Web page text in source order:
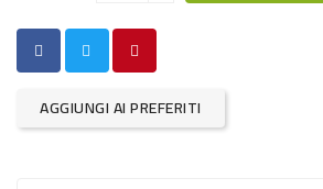
CASA
INSETTICIDI
CARTA
AGGIUNGI AI PREFERITI